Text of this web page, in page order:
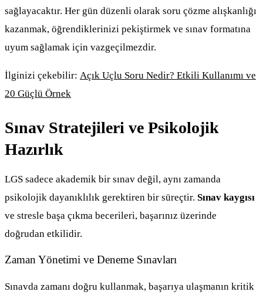
sağlayacaktır. Her gün düzenli olarak soru çözme alışkanlığı
kazanmak, öğrendiklerinizi pekiştirmek ve sınav formatına
uyum sağlamak için vazgeçilmezdir.
İlginizi çekebilir: Açık Uçlu Soru Nedir? Etkili Kullanımı ve
20 Güçlü Örnek
Sınav Stratejileri ve Psikolojik
Hazırlık
LGS sadece akademik bir sınav değil, aynı zamanda
psikolojik dayanıklılık gerektiren bir süreçtir. Sınav kaygısı
ve stresle başa çıkma becerileri, başarınız üzerinde
doğrudan etkilidir.
Zaman Yönetimi ve Deneme Sınavları
Sınavda zamanı doğru kullanmak, başarıya ulaşmanın kritik